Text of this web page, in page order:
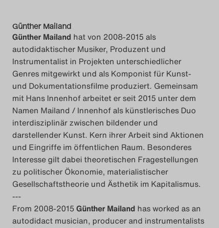
Günther Mailand
Günther Mailand hat von 2008-2015 als
autodidaktischer Musiker, Produzent und
Instrumentalist in Projekten unterschiedlicher
Genres mitgewirkt und als Komponist für Kunst-
und Dokumentationsfilme produziert. Gemeinsam
mit Hans Innenhof arbeitet er seit 2015 unter dem
Namen Mailand / Innenhof als künstlerisches Duo
interdisziplinär zwischen bildender und
darstellender Kunst. Kern ihrer Arbeit sind Aktionen
und Eingriffe im öffentlichen Raum. Besonderes
Interesse gilt dabei theoretischen Fragestellungen
zu politischer Ökonomie, materialistischer
Gesellschaftstheorie und Ästhetik im Kapitalismus.
---
From 2008-2015 Günther Mailand has worked as an
autodidact musician, producer and instrumentalists